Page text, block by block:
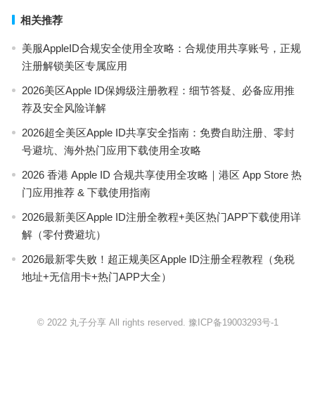
相关推荐
美服AppleID合规安全使用全攻略：合规使用共享账号，正规
注册解锁美区专属应用
2026美区Apple ID保姆级注册教程：细节答疑、必备应用推
荐及安全风险详解
2026超全美区Apple ID共享安全指南：免费自助注册、零封
号避坑、海外热门应用下载使用全攻略
2026 香港 Apple ID 合规共享使用全攻略｜港区 App Store 热
门应用推荐 & 下载使用指南
2026最新美区Apple ID注册全教程+美区热门APP下载使用详
解（零付费避坑）
2026最新零失败！超正规美区Apple ID注册全程教程（免税
地址+无信用卡+热门APP大全）
© 2022 丸子分享 All rights reserved. 豫ICP备19003293号-1